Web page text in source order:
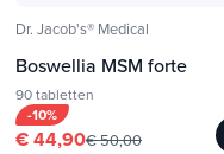
Dr. Jacob's® Medical
Boswellia MSM forte
90 tabletten
-10%
€ 44,90€ 50,00